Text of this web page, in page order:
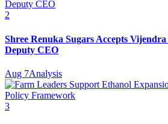
2
Shree Renuka Sugars Accepts Vijendra
Deputy CEO
Aug 7Analysis
3